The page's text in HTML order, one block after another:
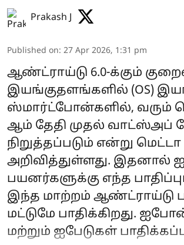
Prakash J
Published on: 27 Apr 2026, 1:31 pm
ஆண்ட்ராய்டு 6.0-க்கும்
இயங்குதளங்களில் (OS)
ஸ்மார்ட்போன்களில், வரும்
ஆம் தேதி முதல் வாட்ஸ்அப்
நிறுத்தப்படும் என்று
அறிவித்துள்ளது.
பயனர்களுக்கு எந்த
இந்த மாற்றம் ஆண்ட்ராய்டு
மட்டுமே பாதிக்கிறது.
மற்றும் ஐபேடுகள்